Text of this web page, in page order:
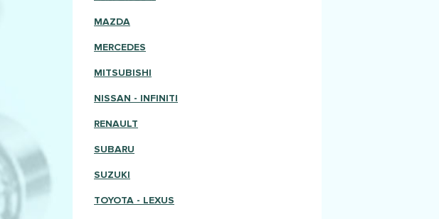
MAZDA
MERCEDES
MITSUBISHI
NISSAN - INFINITI
RENAULT
SUBARU
SUZUKI
TOYOTA - LEXUS